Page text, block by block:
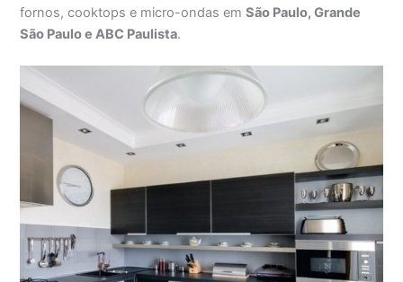
fornos, cooktops e micro-ondas emSão Paulo, Grande
São Paulo e ABC Paulista.